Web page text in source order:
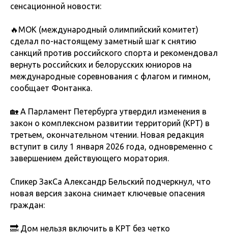
сенсационной новости:
🔥МОК (международный олимпийский комитет)
сделал по-настоящему заметный шаг к снятию
санкций против российского спорта и рекомендовал
вернуть российских и белорусских юниоров на
международные соревнования с флагом и гимном,
сообщает Фонтанка.
🏡 А Парламент Петербурга утвердил изменения в
закон о комплексном развитии территорий (КРТ) в
третьем, окончательном чтении. Новая редакция
вступит в силу 1 января 2026 года, одновременно с
завершением действующего моратория.
Спикер ЗакСа Александр Бельский подчеркнул, что
новая версия закона снимает ключевые опасения
граждан:
🔜 Дом нельзя включить в КРТ без четко